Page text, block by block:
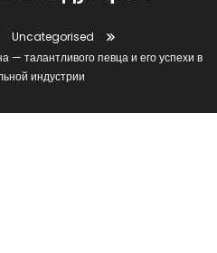
Uncategorised
талантливого певца и его успехи в
индустрии